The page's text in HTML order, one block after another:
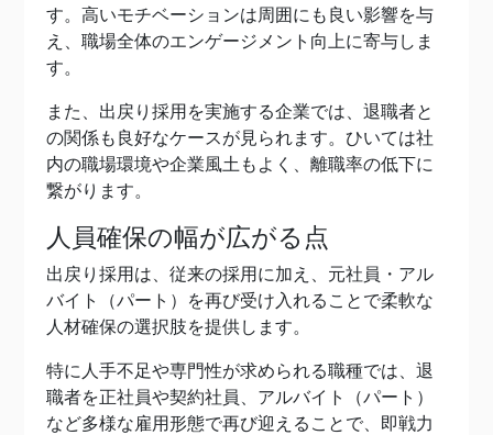
す。高いモチベーションは周囲にも良い影響を与
え、職場全体のエンゲージメント向上に寄与しま
す。
また、出戻り採用を実施する企業では、退職者と
の関係も良好なケースが見られます。ひいては社
内の職場環境や企業風土もよく、離職率の低下に
繋がります。
人員確保の幅が広がる点
出戻り採用は、従来の採用に加え、元社員・アル
バイト（パート）を再び受け入れることで柔軟な
人材確保の選択肢を提供します。
特に人手不足や専門性が求められる職種では、退
職者を正社員や契約社員、アルバイト（パート）
など多様な雇用形態で再び迎えることで、即戦力